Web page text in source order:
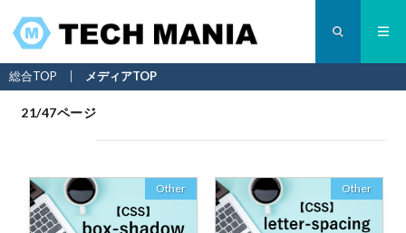
総合TOP メディアTOP
21/47ページ
Other Other